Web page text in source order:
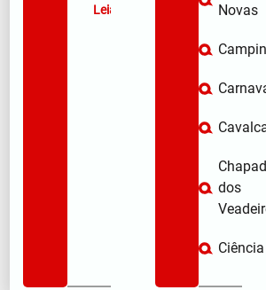
Leia mais »
Novas
dos
Ciência